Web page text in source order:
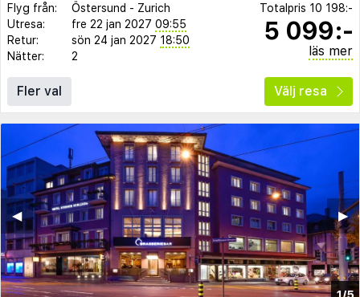
Flyg från: Östersund - Zurich
Utresa:
fre 22 jan 2027 09:55
Retur:
sön 24 jan 2027 18:50
Nätter:
2
Totalpris 10 198:-
5 099:-
läs mer
Fler val Välj resa
1/5
▶︎
◀︎